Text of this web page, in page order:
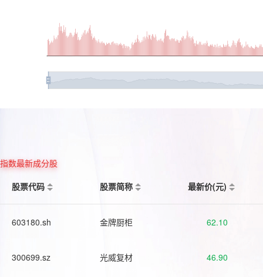
指数最新成分股
股票代码
股票简称 最新价(元)
603180.sh 金牌厨柜 62.10
300699.sz 光威复材 46.90